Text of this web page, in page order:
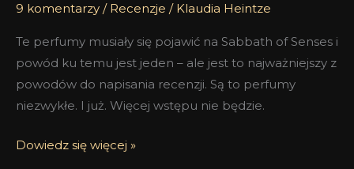
9 komentarzy / Recenzje / Klaudia Heintze
Te perfumy musiały się pojawić na Sabbath of Senses i
powód ku temu jest jeden – ale jest to najważniejszy z
powodów do napisania recenzji. Są to perfumy
niezwykłe. I już. Więcej wstępu nie będzie.
Dowiedz się więcej »